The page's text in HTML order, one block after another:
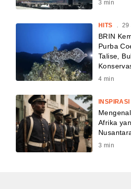
3 min
HITS 29
BRIN
Purba
Talise,
4 min
Afrika
3 min